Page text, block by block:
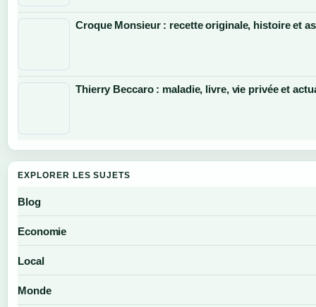
Croque Monsieur : recette originale, histoire et
Thierry Beccaro : maladie, livre, vie privée et
EXPLORER LES SUJETS
Blog
Economie
Local
Monde